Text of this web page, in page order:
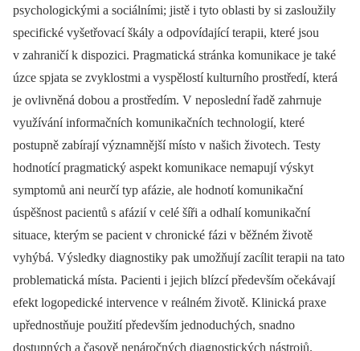
psychologickými a sociálními; jistě i tyto oblasti by si zasloužily
specifické vyšetřovací škály a odpovídající terapii, které jsou
v zahraničí k dispozici. Pragmatická stránka komunikace je také
úzce spjata se zvyklostmi a vyspělostí kulturního prostředí, která
je ovlivněná dobou a prostředím. V neposlední řadě zahrnuje
využívání informačních komunikačních technologií, které
postupně zabírají významnější místo v našich životech. Testy
hodnotící pragmatický aspekt komunikace nemapují výskyt
symp­tomů ani neurčí typ afázie, ale hodnotí komunikační
úspěšnost pa­cientů s afázií v celé šíři a odhalí komunikační
situace, kterým se pa­cient v chronické fázi v běžném životě
vyhýbá. Výsledky dia­gnostiky pak umožňují zacílit terapii na tato
problematická místa. Pa­cienti i jejich blízcí především očekávají
efekt logopedické intervence v reálném životě. Klinická praxe
upřednostňuje použití především jednoduchých, snadno
dostupných a časově nenáročných dia­gnostických nástrojů.